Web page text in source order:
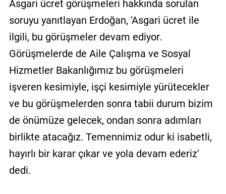
Asgari ücret görüşmeleri hakkında sorulan
soruyu yanıtlayan Erdoğan, 'Asgari ücret ile
ilgili, bu görüşmeler devam ediyor.
Görüşmelerde de Aile Çalışma ve Sosyal
Hizmetler Bakanlığımız bu görüşmeleri
işveren kesimiyle, işçi kesimiyle yürütecekler
ve bu görüşmelerden sonra tabii durum bizim
de önümüze gelecek, ondan sonra adımları
birlikte atacağız. Temennimiz odur ki isabetli,
hayırlı bir karar çıkar ve yola devam ederiz'
dedi.